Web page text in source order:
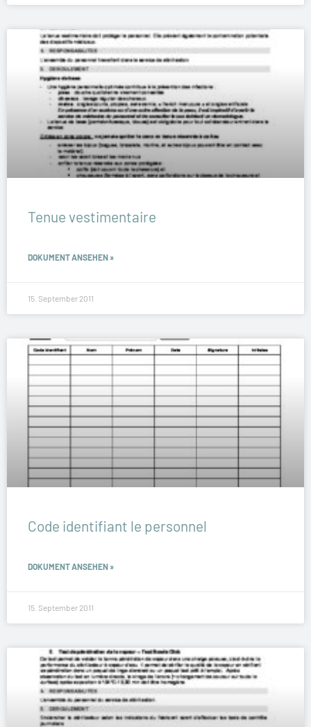
Tenue vestimentaire
DOKUMENT ANSEHEN »
15. September 2011
Code identifiant le personnel
DOKUMENT ANSEHEN »
15. September 2011